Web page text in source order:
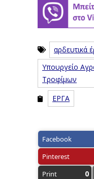
αρδευτικά
Υπουργείο
Τροφίμων
ΕΡΓΑ
Facebook
Pinterest
Print 0